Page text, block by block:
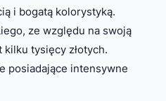
i bogatą kolorystyką.
ze względu na swoją
tysięcy złotych.
posiadające intensywne